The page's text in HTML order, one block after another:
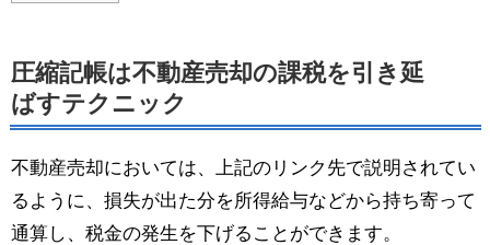
圧縮記帳は不動産売却の課税を引き延
ばすテクニック
不動産売却においては、上記のリンク先で説明されてい
るように、損失が出た分を所得給与などから持ち寄って
通算し、税金の発生を下げることができます。